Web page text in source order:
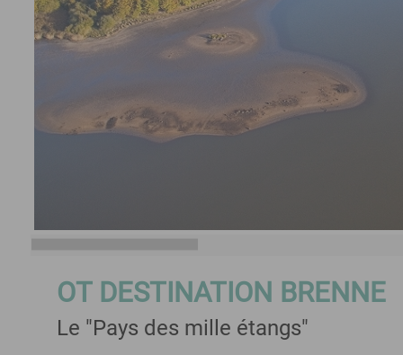
OT DESTINATION BRENNE
Le "Pays des mille étangs"